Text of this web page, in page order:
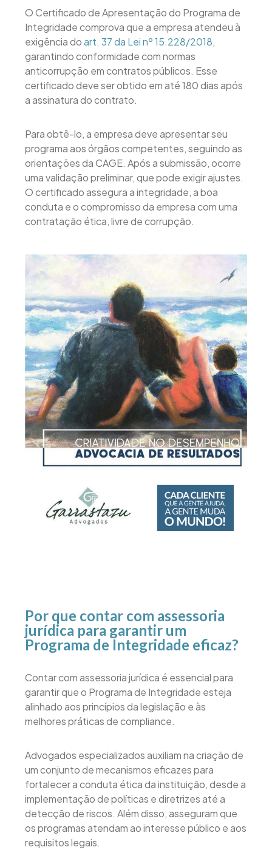
O Certificado de Apresentação do Programa de
Integridade comprova que a empresa atendeu à
exigência doart. 37 da Lei nº 15.228/2018,
garantindo conformidade com normas
anticorrupção em contratos públicos. Esse
certificado deve ser obtido em até 180 dias após
a assinatura do contrato.
Para obtê-lo, a empresa deve apresentar seu
programa aos órgãos competentes, seguindo as
orientações da CAGE. Após a submissão, ocorre
uma validação preliminar, que pode exigir ajustes.
O certificado assegura a integridade, a boa
conduta e o compromisso da empresa com uma
contratação ética, livre de corrupção.
Por que contar com assessoria
jurídica para garantir um
Programa de Integridade eficaz?
Contar com assessoria jurídica é essencial para
garantir que o Programa de Integridade esteja
alinhado aos princípios da legislação e às
melhores práticas de compliance.
Advogados especializados auxiliam na criação de
um conjunto de mecanismos eficazes para
fortalecer a conduta ética da instituição, desde a
implementação de políticas e diretrizes até a
detecção de riscos. Além disso, asseguram que
os programas atendam ao interesse público e aos
requisitos legais.